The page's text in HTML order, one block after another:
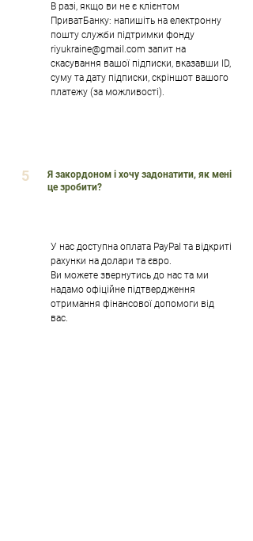
В разі, якщо ви не є клієнтом
ПриватБанку: напишіть на електронну
пошту служби підтримки фонду
riyukraine@gmail.com запит на
скасування вашої підписки, вказавши ID,
суму та дату підписки, скріншот вашого
платежу (за можливості).
Я закордоном і хочу задонатити, як мені
це зробити?
5
У нас доступна оплата PayPal та відкриті
рахунки на долари та євро.
Ви можете звернутись до нас та ми
надамо офіційне підтвердження
отримання фінансової допомоги від
вас.